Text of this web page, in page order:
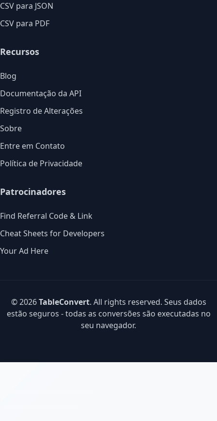
CSV para JSON
CSV para PDF
Recursos
Blog
Documentação da API
Registro de Alterações
Sobre
Entre em Contato
Política de Privacidade
Patrocinadores
Find Referral Code & Link
Cheat Sheets for Developers
Your Ad Here
© 2026TableConvert. All rights reserved. Seus dados
estão seguros - todas as conversões são executadas no
seu navegador.